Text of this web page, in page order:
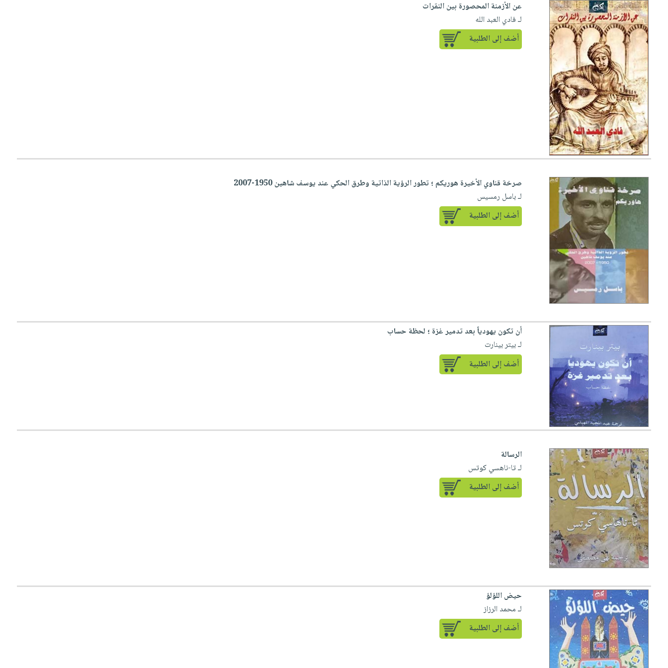
عن الأزمنة المحصورة بين النقرات
لـ فادي العبد الله
أضف إلى الطلبية
صرخة قناوي الأخيرة هوريكم ؛ تطور الرؤية الذاتية وطرق الحكي عند يوسف شاهين 1950-2007
لـ باسل رمسيس
أضف إلى الطلبية
أن تكون يهودياً بعد تدمير غزة ؛ لحظة حساب
لـ بيتر بينارت
أضف إلى الطلبية
الرسالة
لـ تا-ناهسي كوتس
أضف إلى الطلبية
حيض اللؤلؤ
لـ محمد الرزاز
أضف إلى الطلبية